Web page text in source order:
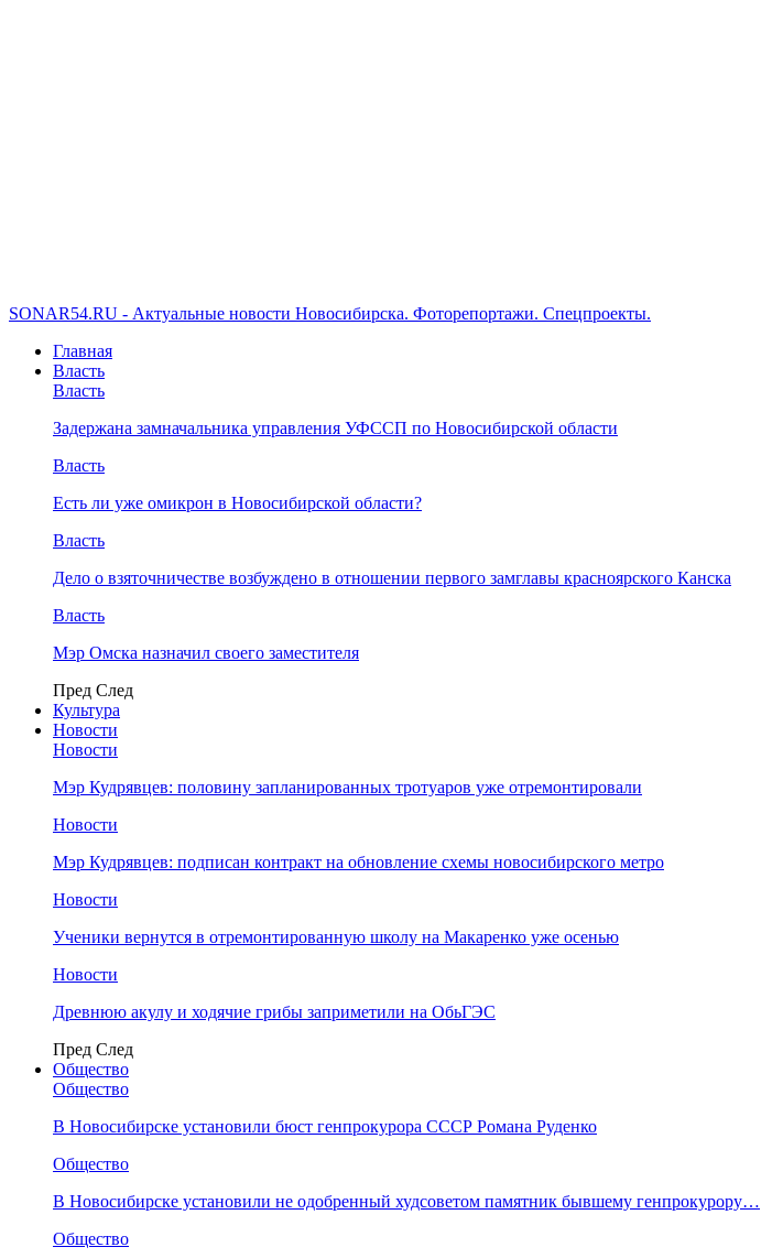
SONAR54.RU - Актуальные новости Новосибирска. Фоторепортажи. Спецпроекты.
Главная
Власть
Власть
Задержана замначальника управления УФССП по Новосибирской области
Власть
Есть ли уже омикрон в Новосибирской области?
Власть
Дело о взяточничестве возбуждено в отношении первого замглавы красноярского Канска
Власть
Мэр Омска назначил своего заместителя
Пред След
Культура
Новости
Новости
Мэр Кудрявцев: половину запланированных тротуаров уже отремонтировали
Новости
Мэр Кудрявцев: подписан контракт на обновление схемы новосибирского метро
Новости
Ученики вернутся в отремонтированную школу на Макаренко уже осенью
Новости
Древнюю акулу и ходячие грибы заприметили на ОбьГЭС
Пред След
Общество
Общество
В Новосибирске установили бюст генпрокурора СССР Романа Руденко
Общество
В Новосибирске установили не одобренный худсоветом памятник бывшему генпрокурору…
Общество